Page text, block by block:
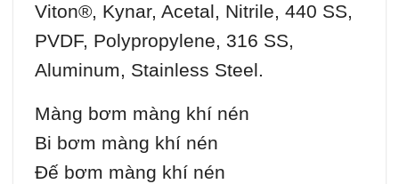
Viton®, Kynar, Acetal, Nitrile, 440 SS,
PVDF, Polypropylene, 316 SS,
Aluminum, Stainless Steel.
Màng bơm màng khí nén
Bi bơm màng khí nén
Đế bơm màng khí nén